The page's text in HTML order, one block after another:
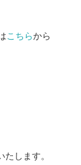
こちらから
します。